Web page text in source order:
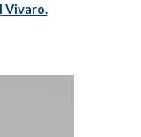
Vivaro.